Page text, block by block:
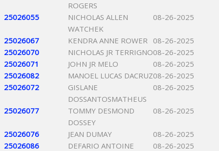
ROGERS
25026055
NICHOLAS ALLEN
WATCHEK
08-26-2025
25026067 KENDRA ANNE ROWER 08-26-2025
25026070
NICHOLAS JR TERRIGNO08-26-2025
25026071
JOHN JR MELO
08-26-2025
25026082
MANOEL LUCAS DACRUZ08-26-2025
25026072
GISLANE
DOSSANTOSMATHEUS
08-26-2025
25026077
TOMMY DESMOND
DOSSEY
08-26-2025
25026076 JEAN DUMAY
08-26-2025
25026086
DEFARIO ANTOINE
08-26-2025